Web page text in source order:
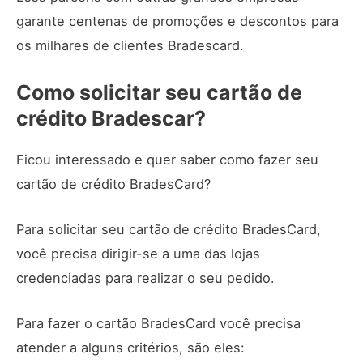
garante centenas de promoções e descontos para
os milhares de clientes Bradescard.
Como solicitar seu cartão de
crédito Bradescar?
Ficou interessado e quer saber como fazer seu
cartão de crédito BradesCard?
Para solicitar seu cartão de crédito BradesCard,
você precisa dirigir-se a uma das lojas
credenciadas para realizar o seu pedido.
Para fazer o cartão BradesCard você precisa
atender a alguns critérios, são eles: